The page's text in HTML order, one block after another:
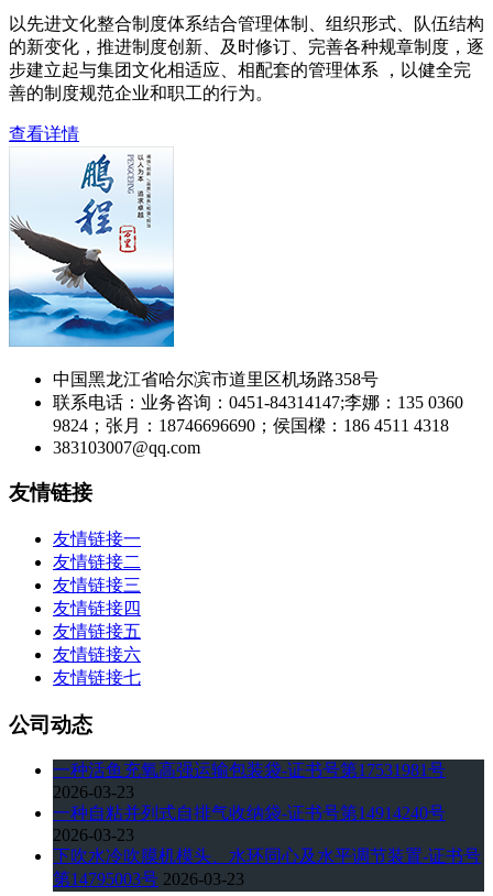
以先进文化整合制度体系结合管理体制、组织形式、队伍结构
的新变化，推进制度创新、及时修订、完善各种规章制度，逐
步建立起与集团文化相适应、相配套的管理体系 ，以健全完
善的制度规范企业和职工的行为。
查看详情
中国黑龙江省哈尔滨市道里区机场路358号
联系电话：业务咨询：0451-84314147;李娜：135 0360
9824；张月：18746696690；侯国樑：186 4511 4318
383103007@qq.com
友情链接
友情链接一
友情链接二
友情链接三
友情链接四
友情链接五
友情链接六
友情链接七
公司动态
一种活鱼充氧高强运输包装袋-证书号第17531981号
2026-03-23
一种自粘并列式自排气收纳袋-证书号第14914240号
2026-03-23
下吹水冷吹膜机模头、水环同心及水平调节装置-证书号
第14795003号 2026-03-23